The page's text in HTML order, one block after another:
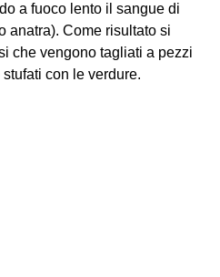
a fuoco lento il sangue di
anatra). Come risultato si
che vengono tagliati a pezzi
con le verdure.